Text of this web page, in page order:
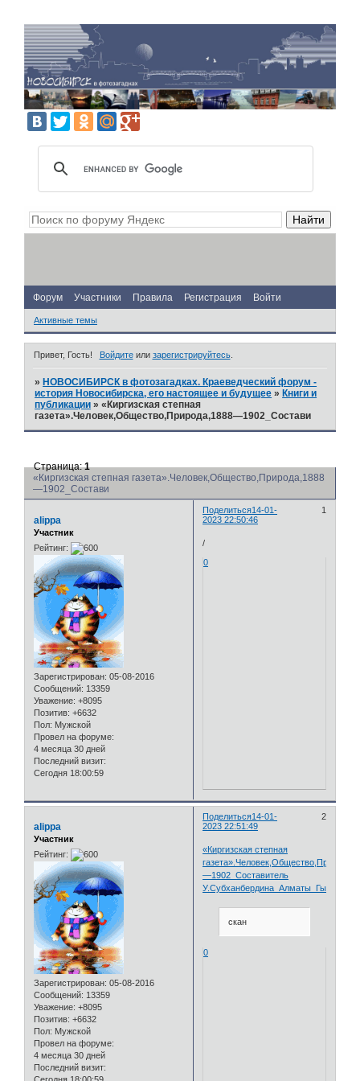
Форум Участники Правила Регистрация Войти
Активные темы
Привет, Гость! Войдитеили зарегистрируйтесь.
» НОВОСИБИРСК в фотозагадках. Краеведческий форум -
история Новосибирска, его настоящее и будущее » Книги и
публикации »«Киргизская степная
газета».Человек,Общество,Природа,1888—1902_Состави
«Киргизская степная газета».Человек,Общество,Природа,1888
—1902_Состави
Страница:1
Поделиться 1
14-01-
2023 22:50:46
alippa
Участник
Рейтинг:
Зарегистрирован: 05-08-2016
Сообщений: 13359
Уважение: +8095
Позитив: +6632
Пол: Мужской
Провел на форуме:
4 месяца 30 дней
Последний визит:
Сегодня 18:00:59
/
0
Поделиться 2
14-01-
2023 22:51:49
alippa
Участник
Рейтинг:
Зарегистрирован: 05-08-2016
Сообщений: 13359
Уважение: +8095
Позитив: +6632
Пол: Мужской
Провел на форуме:
4 месяца 30 дней
Последний визит:
«Киргизская степная
—1902_Составитель
скан
0